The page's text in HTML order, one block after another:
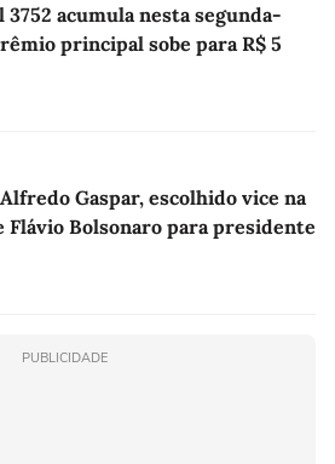
acumula nesta segunda-
principal sobe para R$ 5
Gaspar, escolhido vice na
Flávio Bolsonaro para presidente
PUBLICIDADE